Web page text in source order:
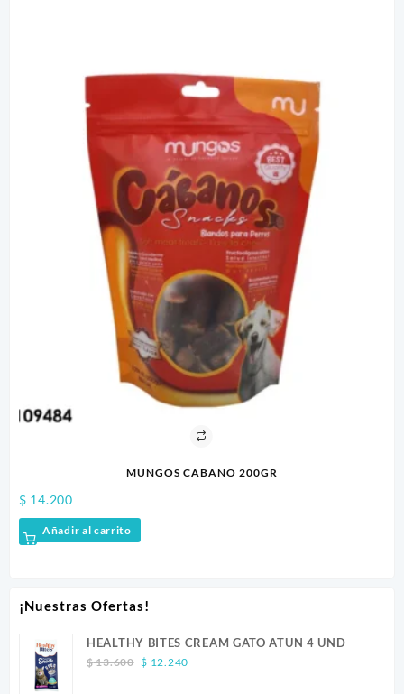
MUNGOS CABANO 200GR
$ 14.200
Añadir al carrito
¡Nuestras Ofertas!
HEALTHY BITES CREAM GATO ATUN 4 UND
$13.600 Original
$ 12.240Current